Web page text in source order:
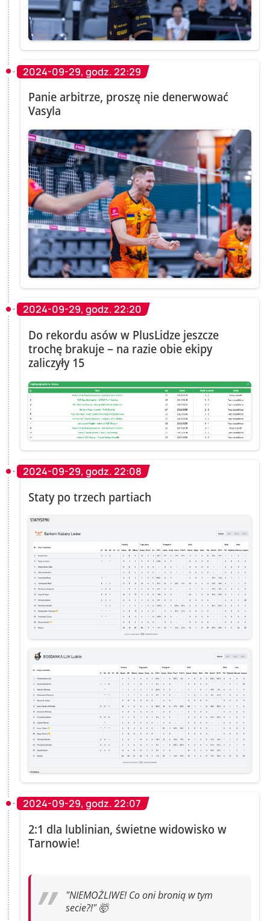
2024-09-29, godz. 22:29
Panie arbitrze, proszę nie denerwować
Vasyla
2024-09-29, godz. 22:20
Do rekordu asów w PlusLidze jeszcze
trochę brakuje – na razie obie ekipy
zaliczyły 15
2024-09-29, godz. 22:08
Staty po trzech partiach
2024-09-29, godz. 22:07
2:1 dla lublinian, świetne widowisko w
Tarnowie!
"NIEMOŻLIWE! Co oni bronią w tym
secie?!" 🤯